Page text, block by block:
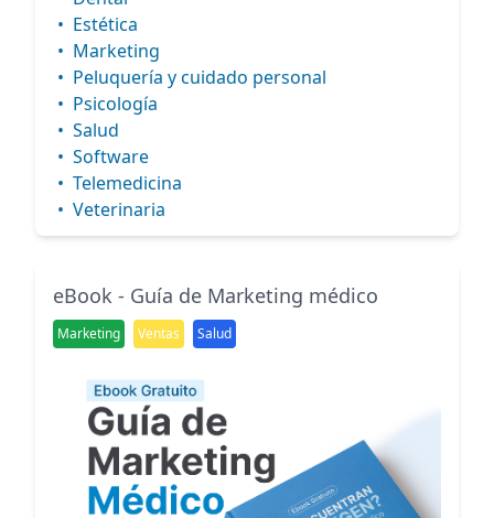
• Estética
• Marketing
• Peluquería y cuidado personal
• Psicología
• Salud
• Software
• Telemedicina
• Veterinaria
eBook - Guía de Marketing médico
Marketing Ventas Salud